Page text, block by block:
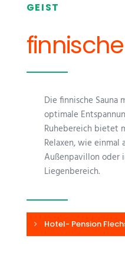
GEIST
Die finnische
optimale
Ruhebereich bietet
Relaxen, wie einmal
Außenpavillon
Liegenbereich.
Hotel- Pension